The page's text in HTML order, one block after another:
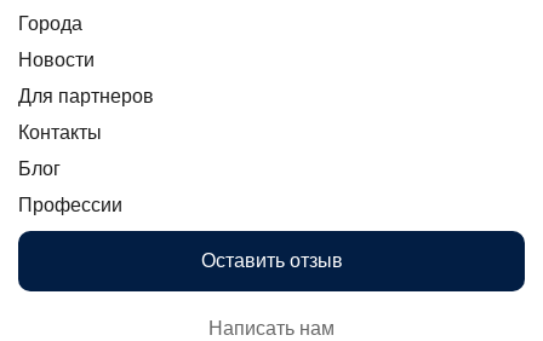
Города
Новости
Для партнеров
Контакты
Блог
Профессии
Оставить отзыв
Написать нам